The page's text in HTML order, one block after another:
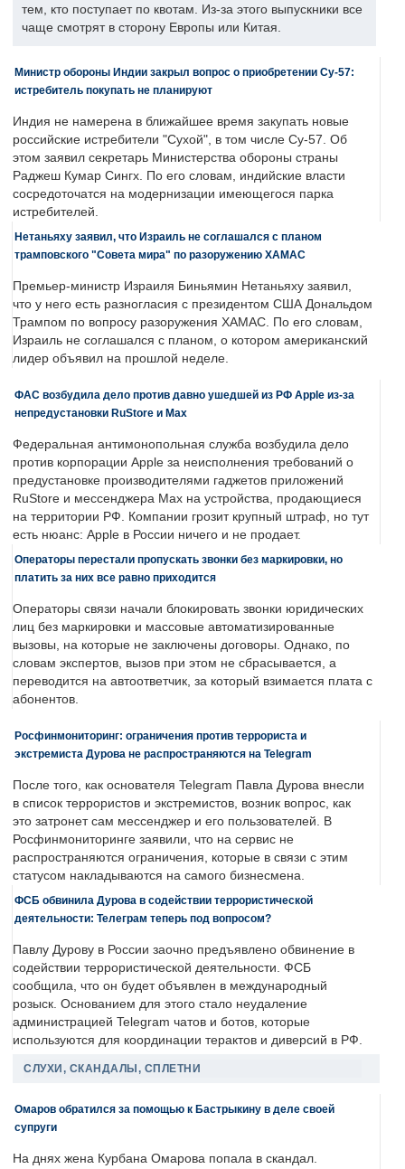
тем, кто поступает по квотам. Из-за этого выпускники все
чаще смотрят в сторону Европы или Китая.
Министр обороны Индии закрыл вопрос о приобретении Су-57:
истребитель покупать не планируют
Индия не намерена в ближайшее время закупать новые
российские истребители "Сухой", в том числе Су-57. Об
этом заявил секретарь Министерства обороны страны
Раджеш Кумар Сингх. По его словам, индийские власти
сосредоточатся на модернизации имеющегося парка
истребителей.
Нетаньяху заявил, что Израиль не соглашался с планом
трамповского "Совета мира" по разоружению ХАМАС
Премьер-министр Израиля Биньямин Нетаньяху заявил,
что у него есть разногласия с президентом США Дональдом
Трампом по вопросу разоружения ХАМАС. По его словам,
Израиль не соглашался с планом, о котором американский
лидер объявил на прошлой неделе.
ФАС возбудила дело против давно ушедшей из РФ Apple из-за
непредустановки RuStore и Max
Федеральная антимонопольная служба возбудила дело
против корпорации Apple за неисполнения требований о
предустановке производителями гаджетов приложений
RuStore и мессенджера Max на устройства, продающиеся
на территории РФ. Компании грозит крупный штраф, но тут
есть нюанс: Apple в России ничего и не продает.
Операторы перестали пропускать звонки без маркировки, но
платить за них все равно приходится
Операторы связи начали блокировать звонки юридических
лиц без маркировки и массовые автоматизированные
вызовы, на которые не заключены договоры. Однако, по
словам экспертов, вызов при этом не сбрасывается, а
переводится на автоответчик, за который взимается плата с
абонентов.
Росфинмониторинг: ограничения против террориста и
экстремиста Дурова не распространяются на Telegram
После того, как основателя Telegram Павла Дурова внесли
в список террористов и экстремистов, возник вопрос, как
это затронет сам мессенджер и его пользователей. В
Росфинмониторинге заявили, что на сервис не
распространяются ограничения, которые в связи с этим
статусом накладываются на самого бизнесмена.
ФСБ обвинила Дурова в содействии террористической
деятельности: Телеграм теперь под вопросом?
Павлу Дурову в России заочно предъявлено обвинение в
содействии террористической деятельности. ФСБ
сообщила, что он будет объявлен в международный
розыск. Основанием для этого стало неудаление
администрацией Telegram чатов и ботов, которые
используются для координации терактов и диверсий в РФ.
СЛУХИ, СКАНДАЛЫ, СПЛЕТНИ
Омаров обратился за помощью к Бастрыкину в деле своей
супруги
На днях жена Курбана Омарова попала в скандал.